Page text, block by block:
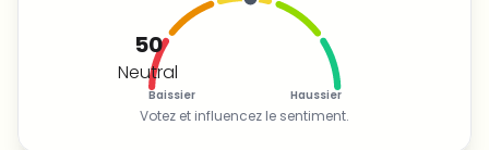
50
Neutral
Baissier Haussier
Votez et influencez le sentiment.